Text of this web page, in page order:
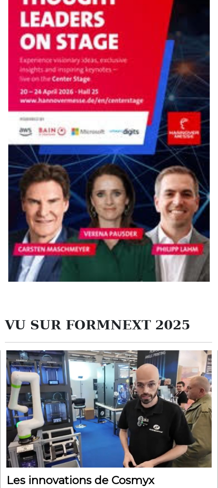
VU SUR FORMNEXT 2025
Les innovations de Cosmyx